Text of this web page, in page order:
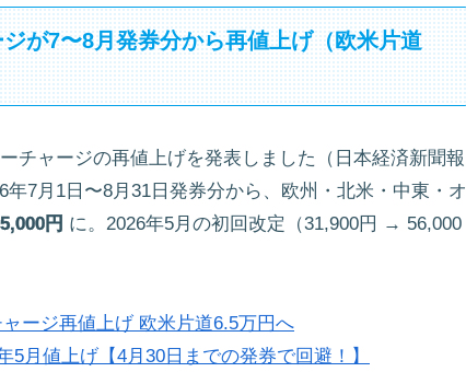
が7〜8月発券分から再値上げ（欧米片道
チャージの再値上げを発表しました（日本経済新聞報
7月1日〜8月31日発券分から、欧州・北米・中東・オ
円 に。2026年5月の初回改定（31,900円 → 56,000
ージ再値上げ 欧米片道6.5万円へ
月値上げ【4月30日までの発券で回避！】